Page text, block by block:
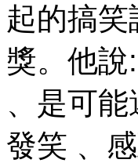
起的搞
獎。
、是
發笑 